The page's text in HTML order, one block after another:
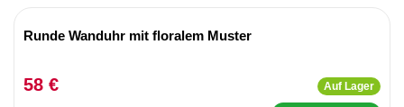
Runde Wanduhr mit floralem Muster
58 € Auf Lager